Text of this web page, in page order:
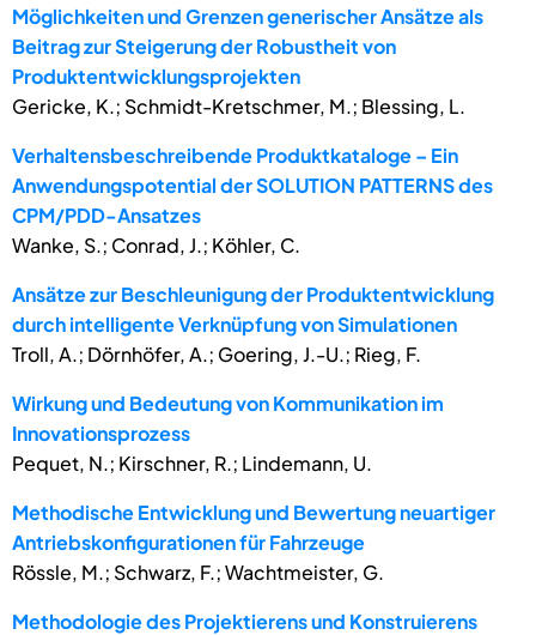
Möglichkeiten und Grenzen generischer Ansätze als
Beitrag zur Steigerung der Robustheit von
Produktentwicklungsprojekten
Gericke, K.; Schmidt-Kretschmer, M.; Blessing, L.
Verhaltensbeschreibende Produktkataloge – Ein
Anwendungspotential der SOLUTION PATTERNS des
CPM/PDD-Ansatzes
Wanke, S.; Conrad, J.; Köhler, C.
Ansätze zur Beschleunigung der Produktentwicklung
durch intelligente Verknüpfung von Simulationen
Troll, A.; Dörnhöfer, A.; Goering, J.-U.; Rieg, F.
Wirkung und Bedeutung von Kommunikation im
Innovationsprozess
Pequet, N.; Kirschner, R.; Lindemann, U.
Methodische Entwicklung und Bewertung neuartiger
Antriebskonfigurationen für Fahrzeuge
Rössle, M.; Schwarz, F.; Wachtmeister, G.
Methodologie des Projektierens und Konstruierens